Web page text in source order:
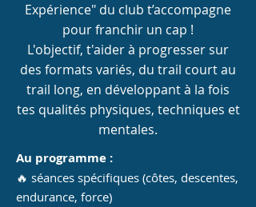
Expérience" du club t’accompagne
pour franchir un cap !
L'objectif, t'aider à progresser sur
des formats variés, du trail court au
trail long, en développant à la fois
tes qualités physiques, techniques et
mentales.
Au programme :
🔥 séances spécifiques (côtes, descentes,
endurance, force)